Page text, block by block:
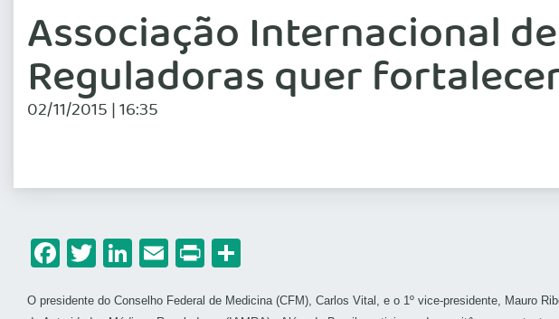
Associação Internacional
Reguladoras quer
02/11/2015 | 16:35
Facebook
Twitter
LinkedIn
Email
Print
O presidente do Conselho Federal de Medicina (CFM), Carlos Vital, e o 1º vice-presidente, Mauro